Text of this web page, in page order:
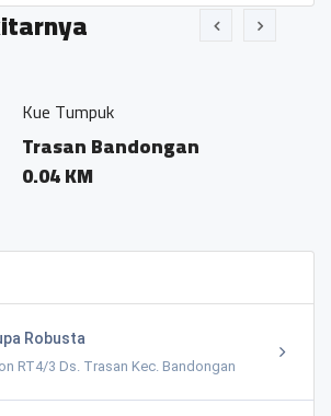
Tumpuk
Bandongan
KM
Robusta
RT4/3 Ds. Trasan Kec. Bandongan